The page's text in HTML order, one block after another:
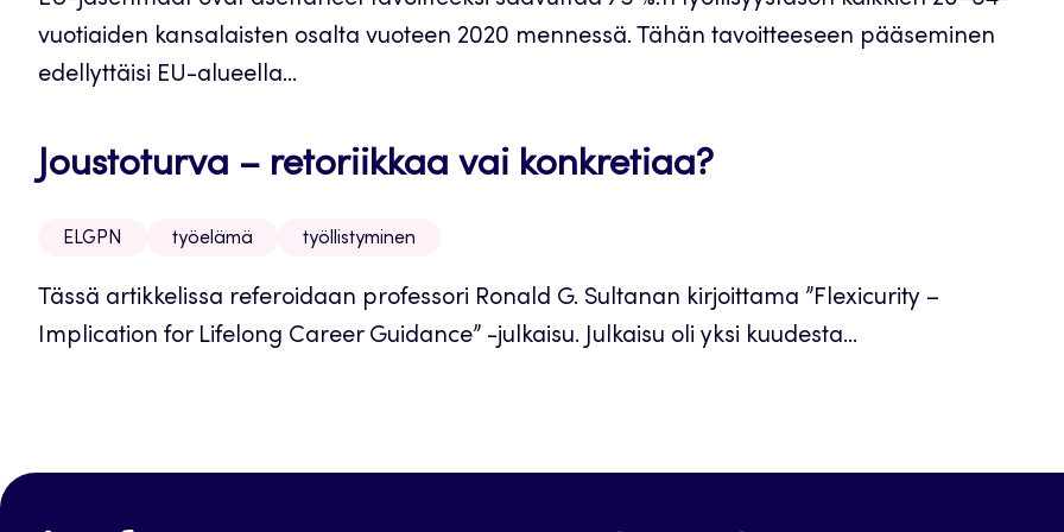
vuotiaiden kansalaisten osalta vuoteen 2020 mennessä. Tähän tavoitteeseen pääseminen
edellyttäisi EU-alueella...
Joustoturva – retoriikkaa vai konkretiaa?
ELGPN työelämä työllistyminen
Tässä artikkelissa referoidaan professori Ronald G. Sultanan kirjoittama ”Flexicurity –
Implication for Lifelong Career Guidance” -julkaisu. Julkaisu oli yksi kuudesta...